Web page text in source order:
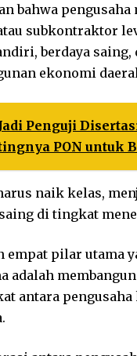
bahwa pengusaha
subkontraktor
berdaya
ekonomi
Penguji
PON untuk
naik kelas,
di tingkat
empat pilar utama
adalah
antara